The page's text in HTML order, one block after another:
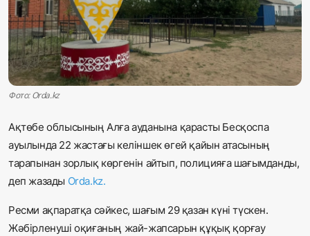
Жаңалықтар
Қоғам
Спорт
Журналистік зерттеу
Фото: Orda.kz
Ақтөбе облысының Алға ауданына қарасты Бесқоспа
ауылында 22 жастағы келіншек өгей қайын атасының
тарапынан зорлық көргенін айтып, полицияға шағымданды,
деп жазады Orda.kz.
Ресми ақпаратқа сәйкес, шағым 29 қазан күні түскен.
Жәбірленуші оқиғаның жай-жапсарын құқық қорғау